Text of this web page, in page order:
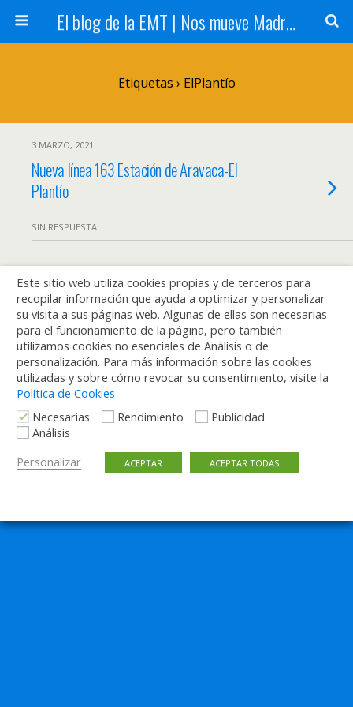
El blog de la EMT | Nos mueve Madrid
Etiquetas › ElPlantío
3 MARZO, 2021
Nueva línea 163 Estación de Aravaca-El
Plantío
SIN RESPUESTA
Volver arriba
Móvil Escritorio
Este sitio web utiliza cookies propias y de terceros para
recopilar información que ayuda a optimizar y personalizar
su visita a sus páginas web. Algunas de ellas son necesarias
para el funcionamiento de la página, pero también
utilizamos cookies no esenciales de Análisis o de
personalización. Para más información sobre las cookies
utilizadas y sobre cómo revocar su consentimiento, visite la
Política de Cookies
Necesarias
Rendimiento
Publicidad
Análisis
Personalizar
ACEPTAR ACEPTAR TODAS